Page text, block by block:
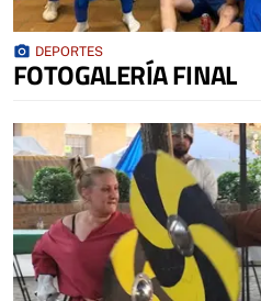
photo_camera DEPORTES
FOTOGALERÍA FINAL